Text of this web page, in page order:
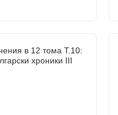
в 12 тома Т.10:
хроники III